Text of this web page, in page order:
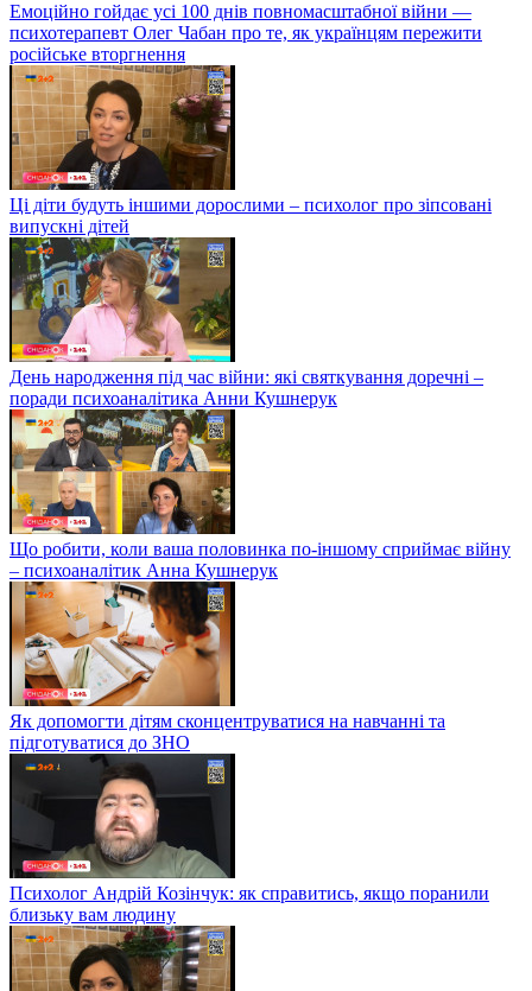
Емоційно гойдає усі 100 днів повномасштабної війни —
психотерапевт Олег Чабан про те, як українцям пережити
російське вторгнення
Ці діти будуть іншими дорослими – психолог про зіпсовані
випускні дітей
День народження під час війни: які святкування доречні –
поради психоаналітика Анни Кушнерук
Що робити, коли ваша половинка по-іншому сприймає війну
– психоаналітик Анна Кушнерук
Як допомогти дітям сконцентруватися на навчанні та
підготуватися до ЗНО
Психолог Андрій Козінчук: як справитись, якщо поранили
близьку вам людину